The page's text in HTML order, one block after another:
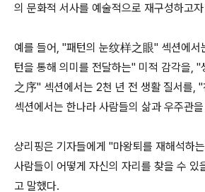
의 문화적 서사를 예술적으로 재구성하고
예를 들어, "패턴의 눈纹样之眼" 섹션에서
턴을 통해 의미를 전달하는" 미적 감각을,
之序" 섹션에서는 2천 년 전 생활 질서를,
섹션에서는 한나라 사람들의 삶과 우주관
샹리핑은 기자들에게 "마왕퇴를 재해석하
사람들이 어떻게 자신의 자리를 찾을 수 있
고 말했다.